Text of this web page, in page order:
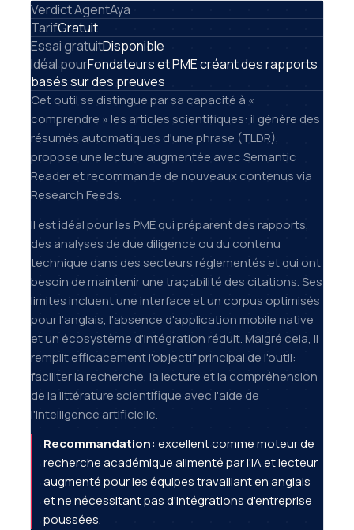
Verdict AgentAya
TarifGratuit
Essai gratuitDisponible
Idéal pourFondateurs et PME créant des rapports
basés sur des preuves
Cet outil se distingue par sa capacité à «
comprendre » les articles scientifiques: il génère des
résumés automatiques d'une phrase (TLDR),
propose une lecture augmentée avec Semantic
Reader et recommande de nouveaux contenus via
Research Feeds.
Il est idéal pour les PME qui préparent des rapports,
des analyses de due diligence ou du contenu
technique dans des secteurs réglementés et qui ont
besoin de maintenir une traçabilité des citations. Ses
limites incluent une interface et un corpus optimisés
pour l'anglais, l'absence d'application mobile native
et un écosystème d'intégration réduit. Malgré cela, il
remplit efficacement l'objectif principal de l'outil:
faciliter la recherche, la lecture et la compréhension
de la littérature scientifique avec l'aide de
l'intelligence artificielle.
Recommandation: excellent comme moteur de
recherche académique alimenté par l'IA et lecteur
augmenté pour les équipes travaillant en anglais
et ne nécessitant pas d'intégrations d'entreprise
poussées.